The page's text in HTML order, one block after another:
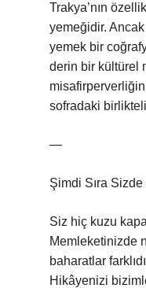
Trakya’nın
yemeğidir.
yemek bir
derin bir kültürel
sofradaki
—
Şimdi Sıra Sizde
Siz hiç kuzu
Memleketinizde
baharatlar
Hikâyenizi